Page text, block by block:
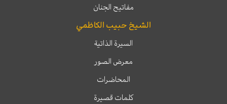
مفاتيح الجنان
الشيخ حبيب الكاظمي
السيرة الذاتية
معرض الصور
المحاضرات
كلمات قصيرة